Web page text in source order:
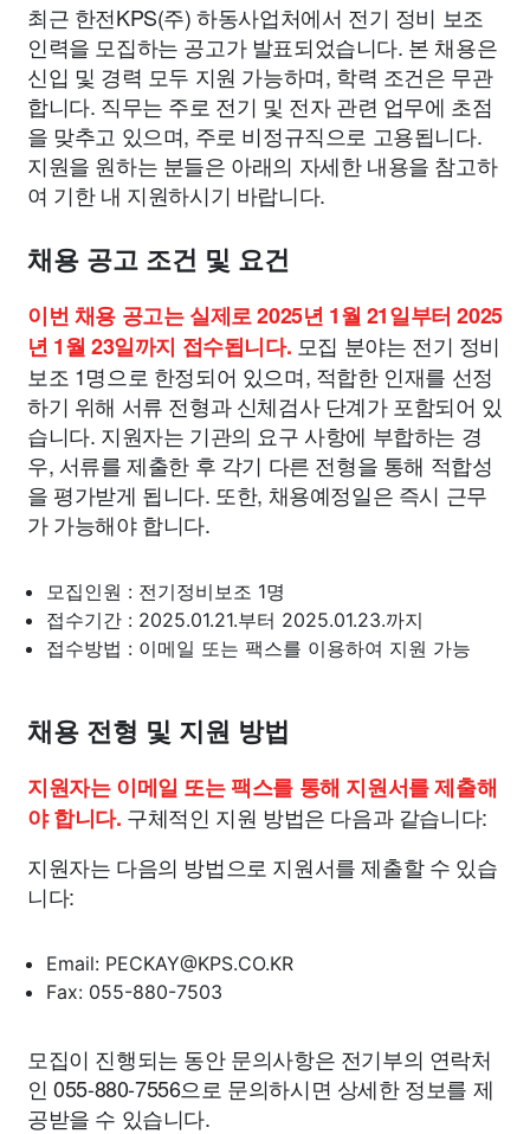
최근 한전KPS(주) 하동사업처에서 전기 정비 보조
인력을 모집하는 공고가 발표되었습니다. 본 채용은
신입 및 경력 모두 지원 가능하며, 학력 조건은 무관
합니다. 직무는 주로 전기 및 전자 관련 업무에 초점
을 맞추고 있으며, 주로 비정규직으로 고용됩니다.
지원을 원하는 분들은 아래의 자세한 내용을 참고하
여 기한 내 지원하시기 바랍니다.
채용 공고 조건 및 요건
이번 채용 공고는 실제로 2025년 1월 21일부터 2025
년 1월 23일까지 접수됩니다. 모집 분야는 전기 정비
보조 1명으로 한정되어 있으며, 적합한 인재를 선정
하기 위해 서류 전형과 신체검사 단계가 포함되어 있
습니다. 지원자는 기관의 요구 사항에 부합하는 경
우, 서류를 제출한 후 각기 다른 전형을 통해 적합성
을 평가받게 됩니다. 또한, 채용예정일은 즉시 근무
가 가능해야 합니다.
모집인원 : 전기정비보조 1명
접수기간 : 2025.01.21.부터 2025.01.23.까지
접수방법 : 이메일 또는 팩스를 이용하여 지원 가능
채용 전형 및 지원 방법
지원자는 이메일 또는 팩스를 통해 지원서를 제출해
야 합니다. 구체적인 지원 방법은 다음과 같습니다:
지원자는 다음의 방법으로 지원서를 제출할 수 있습
니다:
Email: PECKAY@KPS.CO.KR
Fax: 055-880-7503
모집이 진행되는 동안 문의사항은 전기부의 연락처
인 055-880-7556으로 문의하시면 상세한 정보를 제
공받을 수 있습니다.